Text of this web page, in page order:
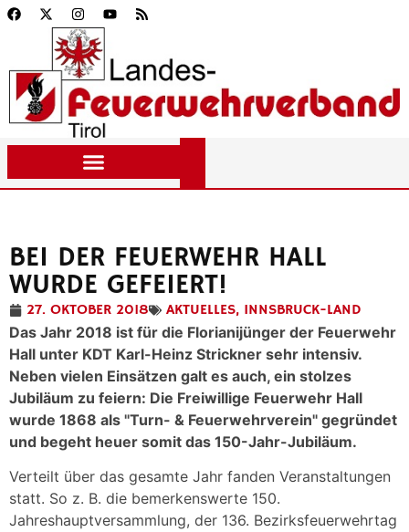
BEI DER FEUERWEHR HALL
WURDE GEFEIERT!
27. OKTOBER 2018 AKTUELLES, INNSBRUCK-LAND
Das Jahr 2018 ist für die Florianijünger der Feuerwehr
Hall unter KDT Karl-Heinz Strickner sehr intensiv.
Neben vielen Einsätzen galt es auch, ein stolzes
Jubiläum zu feiern: Die Freiwillige Feuerwehr Hall
wurde 1868 als "Turn- & Feuerwehrverein" gegründet
und begeht heuer somit das 150-Jahr-Jubiläum.
Verteilt über das gesamte Jahr fanden Veranstaltungen
statt. So z. B. die bemerkenswerte 150.
Jahreshauptversammlung, der 136. Bezirksfeuerwehrtag